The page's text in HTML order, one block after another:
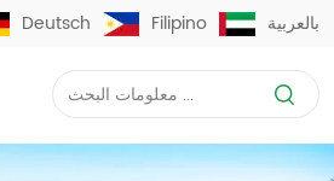
Deutsch Filipino بالعربية